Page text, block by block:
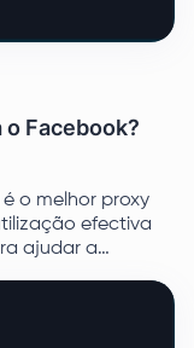
Facebook?
o melhor proxy
efectiva
ajudar a